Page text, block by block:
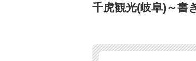
千虎観光(岐阜)～